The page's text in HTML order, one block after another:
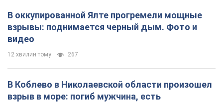
В оккупированной Ялте прогремели мощные
взрывы: поднимается черный дым. Фото и
видео
12 хвилин тому 267
В Коблево в Николаевской области произошел
взрыв в море: погиб мужчина, есть